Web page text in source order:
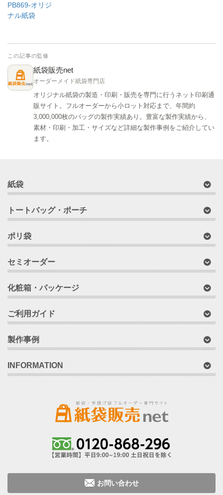
PB869-オリジ
ナル紙袋
この記事の監修
紙袋販売net
オーダーメイド紙袋専門店
オリジナル紙袋の製造・印刷・販売を専門に行うネット印刷通
販サイト。フルオーダーから小ロット対応まで、年間約
3,000,000枚のバッグの製作実績あり。豊富な製作実績から、
素材・印刷・加工・サイズなど詳細な製作事例をご紹介してい
ます。
紙袋
トートバッグ・ポーチ
ポリ袋
セミオーダー
化粧箱・パッケージ
ご利用ガイド
製作事例
INFORMATION
お問い合わせ